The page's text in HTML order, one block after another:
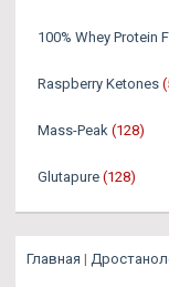
100% Whey Protein
Raspberry Ketones
Mass-Peak (128)
Glutapure (128)
Главная |